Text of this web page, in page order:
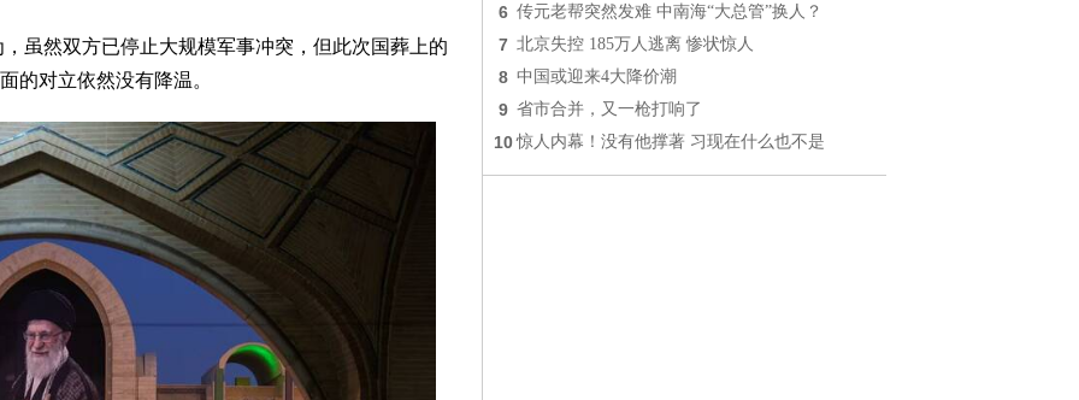
虽然双方已停止大规模军事冲突，但此次国葬上的
的对立依然没有降温。
6 传元老帮突然发难 中南海“大总管”换人？
7 北京失控 185万人逃离 惨状惊人
8 中国或迎来4大降价潮
9 省市合并，又一枪打响了
10 惊人内幕！没有他撑著 习现在什么也不是